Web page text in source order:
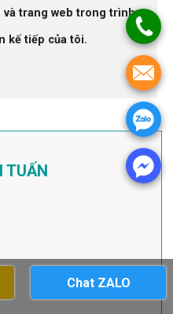
và trang web trong trình
kế tiếp của tôi.
TUẤN
Chat ZALO